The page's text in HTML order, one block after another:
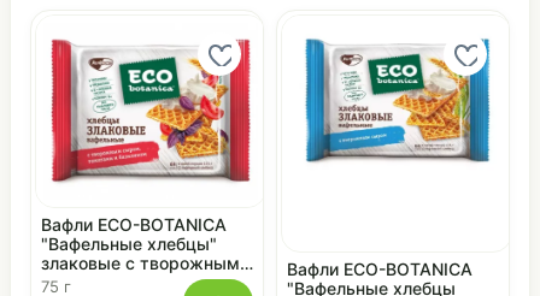
Вафли ECO-BOTANICA
"Вафельные хлебцы"
злаковые с творожным
сыром, томатами и
75 г
Вафли ECO-BOTANICA
"Вафельные хлебцы